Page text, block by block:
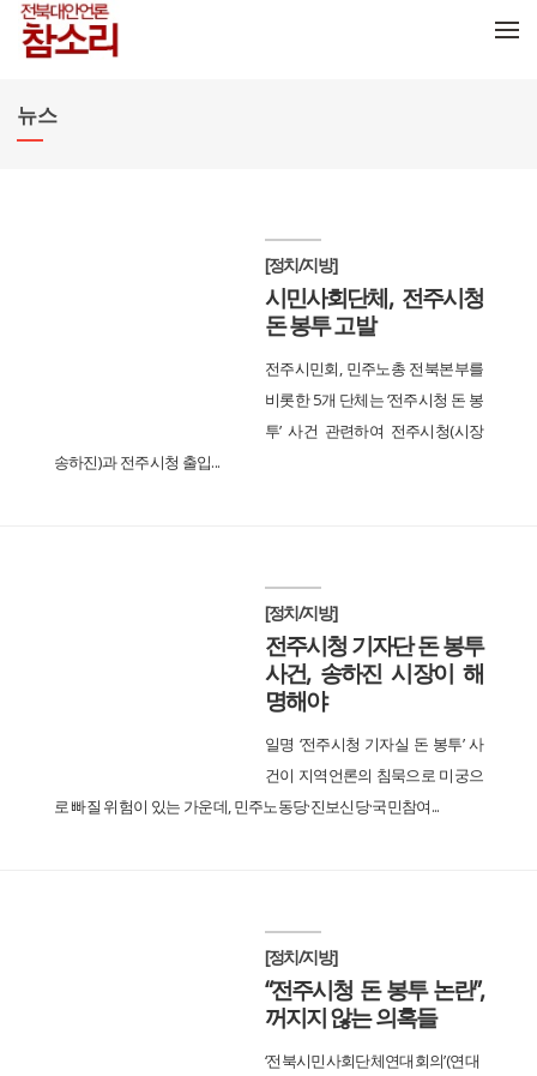
뉴스
[정치/지방]
시민사회단체, 전주시청
돈 봉투 고발
전주시민회, 민주노총 전북본부를
비롯한 5개 단체는 ‘전주시청 돈 봉
투’ 사건 관련하여 전주시청(시장
송하진)과 전주시청 출입...
[정치/지방]
전주시청 기자단 돈 봉투
사건, 송하진 시장이 해
명해야
일명 ‘전주시청 기자실 돈 봉투’ 사
건이 지역언론의 침묵으로 미궁으
로 빠질 위험이 있는 가운데, 민주노동당·진보신당·국민참여...
[정치/지방]
“전주시청 돈 봉투 논란”,
꺼지지 않는 의혹들
‘전북시민사회단체연대회의’(연대